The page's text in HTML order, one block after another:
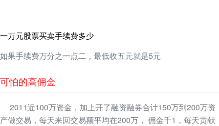
一万元股票买卖手续费多少
如果手续费万分之一点二，最低收五元就是5元
可怕的高佣金
2011近100万资金，加上开了融资融券合计150万到200万资
产做交易，每天来回交易额平均在200万， 佣金千1，每天贡献